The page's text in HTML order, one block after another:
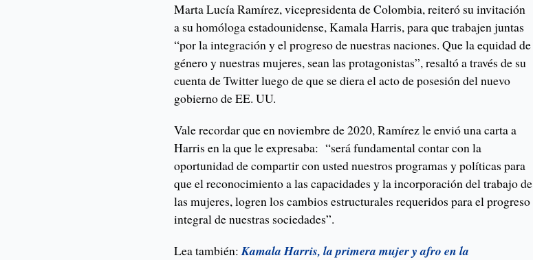
Marta Lucía Ramírez, vicepresidenta de Colombia, reiteró su invitación
a su homóloga estadounidense, Kamala Harris, para que trabajen juntas
“por la integración y el progreso de nuestras naciones. Que la equidad de
género y nuestras mujeres, sean las protagonistas”, resaltó a través de su
cuenta de Twitter luego de que se diera el acto de posesión del nuevo
gobierno de EE. UU.
Vale recordar que en noviembre de 2020, Ramírez le envió una carta a
Harris en la que le expresaba: “será fundamental contar con la
oportunidad de compartir con usted nuestros programas y políticas para
que el reconocimiento a las capacidades y la incorporación del trabajo de
las mujeres, logren los cambios estructurales requeridos para el progreso
integral de nuestras sociedades”.
Lea también:Kamala Harris, la primera mujer y afro en la